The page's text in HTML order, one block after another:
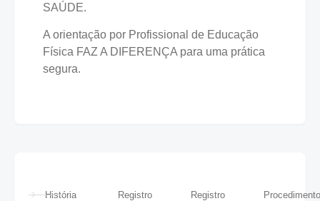
SAÚDE.
A orientação por Profissional de Educação
Física FAZ A DIFERENÇA para uma prática
segura.
História
Registro
Registro